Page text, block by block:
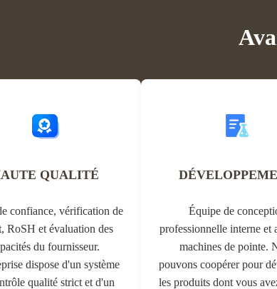
QUALITÉ
confiance, vérification de
RoSH et évaluation des
du fournisseur.
dispose d'un système
qualité strict et d'un
Équipe de
professionnelle interne et
machines de pointe.
pouvons coopérer pour
les produits dont vous